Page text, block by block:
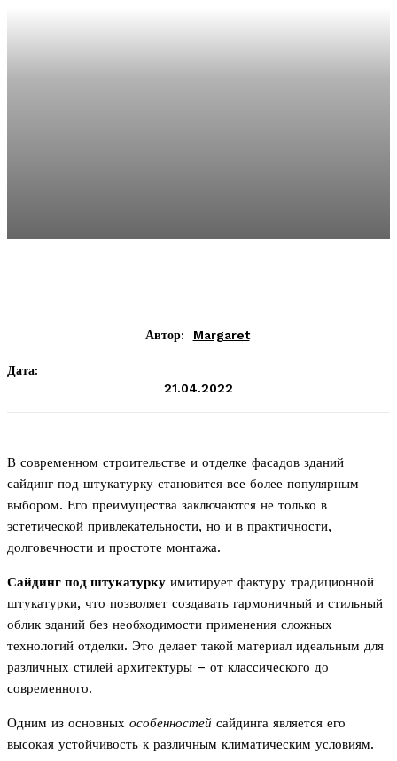
Автор: Margaret
Дата:
21.04.2022
В современном строительстве и отделке фасадов зданий
сайдинг под штукатурку становится все более популярным
выбором. Его преимущества заключаются не только в
эстетической привлекательности, но и в практичности,
долговечности и простоте монтажа.
Сайдинг под штукатурку имитирует фактуру традиционной
штукатурки, что позволяет создавать гармоничный и стильный
облик зданий без необходимости применения сложных
технологий отделки. Это делает такой материал идеальным для
различных стилей архитектуры – от классического до
современного.
Одним из основных особенностей сайдинга является его
высокая устойчивость к различным климатическим условиям.